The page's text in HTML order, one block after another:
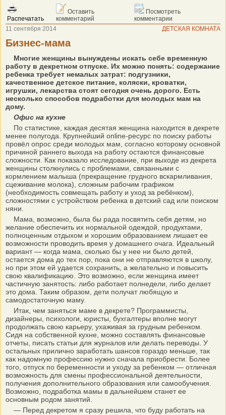
Распечатать
Оставить
комментарий
Посмотреть
комментарии
11 сентября 2014
ДЕТСКАЯ КОМНАТА
Бизнес-мама
Многие женщины вынуждены искать себе временную
работу в декретном отпуске. Их можно понять: содержание
ребенка требует немалых затрат: подгузники,
качественное детское питание, коляски, кроватки,
игрушки, лекарства стоят сегодня очень дорого. Есть
несколько способов подработки для молодых мам на
дому.
Офис на кухне
По статистике, каждая десятая женщина находится в декрете
менее полугода. Крупнейший online-ресурс по поиску работы
провёл опрос среди молодых мам, согласно которому основной
причиной раннего выхода на работу остаются финансовые
сложности. Как показало исследование, при выходе из декрета
женщины столкнулись с проблемами, связанными с
кормлением малыша (прекращение грудного вскармливания,
сцеживание молока), сложным рабочим графиком
(необходимость совмещать работу и уход за ребёнком),
сложностями с устройством ребенка в детский сад или поиском
няни.
Мама, возможно, была бы рада посвятить себя детям, но
желание обеспечить их нормальной одеждой, продуктами,
полноценным отдыхом и хорошим образованием лишает ее
возможности проводить время у домашнего очага. Идеальный
вариант — когда мама, сколько бы у нее ни было детей,
остается дома до тех пор, пока они не отправляются в школу,
но при этом ей удается сохранить, а желательно и повысить
свою квалификацию. Это возможно, если женщина имеет
частичную занятость: либо работает полнедели, либо делает
это дома. Таким образом, дети получат любящую и
самодостаточную маму.
Итак, чем заняться маме в декрете? Программисты,
дизайнеры, психологи, юристы, бухгалтеры вполне могут
продолжать свою карьеру, ухаживая за грудным ребенком.
Сидя на собственной кухне, можно составлять финансовые
отчеты, писать статьи для журналов или делать переводы. У
остальных прилично заработать шансов гораздо меньше, так
как надомную профессию нужно сначала приобрести. Более
того, отпуск по беременности и уходу за ребенком — отличная
возможность для смены профессиональной деятельности,
получения дополнительного образования или самообучения.
Возможно, подработка мамы в дальнейшем станет ее
основным родом занятий.
— Перед декретом я сразу решила, что буду работать на